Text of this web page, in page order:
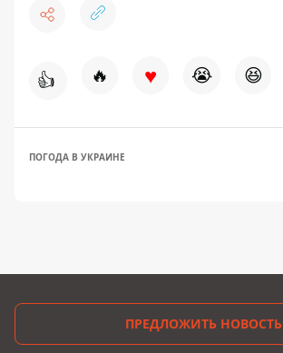
👍 🔥 ♥ 😭 😆
ПОГОДА В УКРАИНЕ
ПРЕДЛОЖИТЬ НОВОСТЬ